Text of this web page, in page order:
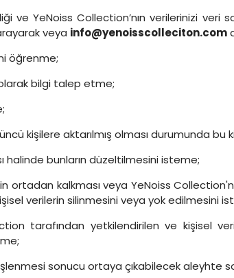
YeNoiss Collection’nın verilerinizi veri
veya info@yenoisscolleciton.com
öğrenme;
bilgi talep etme;
kişilere aktarılmış olması durumunda bu
halinde bunların düzeltilmesini isteme;
kalkması veya YeNoiss
verilerin silinmesini veya yok edilmesini
tarafından yetkilendirilen ve kişisel
sonucu ortaya çıkabilecek aleyhte